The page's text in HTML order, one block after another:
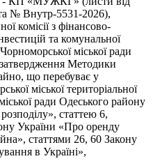
№ Внутр-5531-2026),
комісії з фінансово-
та комунальної
міської ради
Методики
що перебуває у
міської територіальної
ради Одеського району
розподілу», статтею 6,
України «Про оренду
статтями 26, 60 Закону
в Україні»,